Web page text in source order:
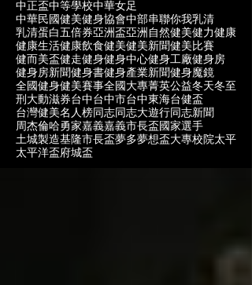
中正盃中等學校中華女足
中華民國健美健身協會中部串聯你我乳清
乳清蛋白五倍券亞洲盃亞洲自然健美健力健康
健康生活健康飲食健美健美新聞健美比賽
健而美盃健走健身健身中心健身工廠健身房
健身房新聞健身書健身產業新聞健身魔鏡
全國健身健美賽事全國大專菁英公益冬天冬至
刑大動滋券台中台中市台中東海台健盃
台灣健美名人榜 同志 同志大遊行 同志新聞
周杰倫哈勇家嘉義嘉義市長盃 國家選手
土城製造基隆市長盃夢多夢想盃大專校院太平
太平洋盃府城盃